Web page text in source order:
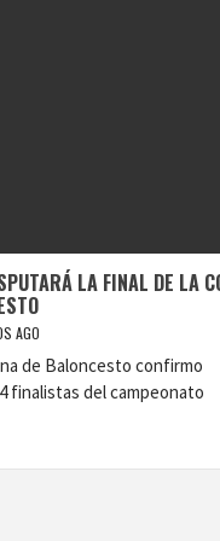
LA FINAL DE LA
AGO
de Baloncesto confirmo
finalistas del campeonato